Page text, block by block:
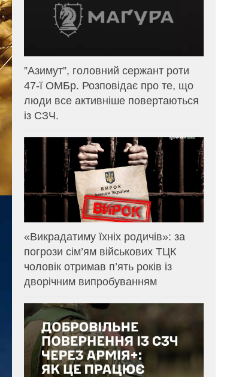
⁨”Азимут”, головний сержант роти
47-ї ОМБр. Розповідає про те, що
люди все активніше повертаються
із СЗЧ.
«Викрадатиму їхніх родичів»: за
погрози сім’ям військових ТЦК
чоловік отримав п’ять років із
дворічним випробуванням